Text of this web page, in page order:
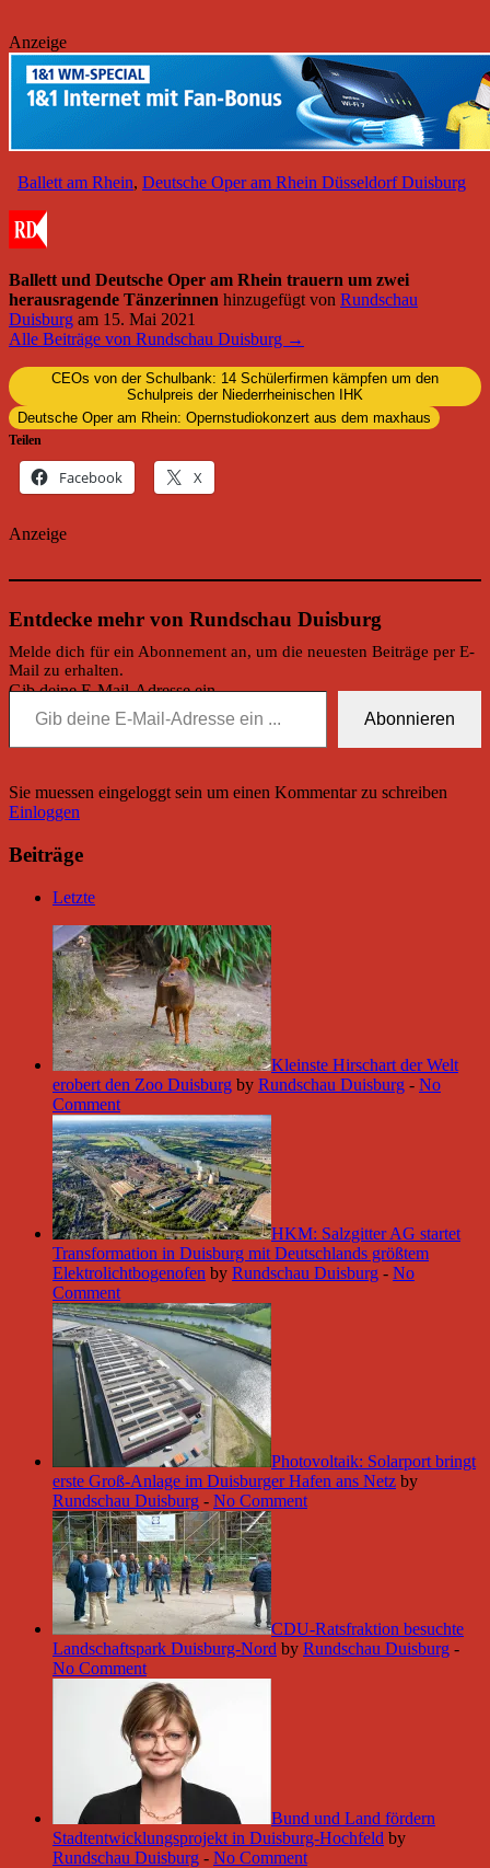
Anzeige
Ballett am Rhein, Deutsche Oper am Rhein Düsseldorf Duisburg
Ballett und Deutsche Oper am Rhein trauern um zwei
herausragende Tänzerinnen hinzugefügt von Rundschau
Duisburg am 15. Mai 2021
Alle Beiträge von Rundschau Duisburg →
CEOs von der Schulbank: 14 Schülerfirmen kämpfen um den
Schulpreis der Niederrheinischen IHK
Deutsche Oper am Rhein: Opernstudiokonzert aus dem maxhaus
Teilen
Facebook X
Anzeige
Entdecke mehr von Rundschau Duisburg
Melde dich für ein Abonnement an, um die neuesten Beiträge per E-
Mail zu erhalten.
Gib deine E-Mail-Adresse ein ...
Abonnieren
Sie muessen eingeloggt sein um einen Kommentar zu schreiben
Einloggen
Beiträge
Letzte
Kleinste Hirschart der Welt
erobert den Zoo Duisburg by Rundschau Duisburg - No
Comment
HKM: Salzgitter AG startet
Transformation in Duisburg mit Deutschlands größtem
Elektrolichtbogenofen by Rundschau Duisburg - No
Comment
Photovoltaik: Solarport bringt
erste Groß-Anlage im Duisburger Hafen ans Netz by
Rundschau Duisburg - No Comment
CDU-Ratsfraktion besuchte
Landschaftspark Duisburg-Nord by Rundschau Duisburg -
No Comment
Bund und Land fördern
Stadtentwicklungsprojekt in Duisburg-Hochfeld by
Rundschau Duisburg - No Comment